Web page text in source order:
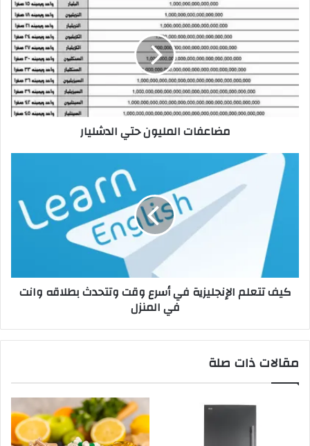
مضاعفات المليون حتي الدشليار
كيف تتعلم الإنجليزية في أسرع وقت وتتحدث بطلاقه وانت
في المنزل
مقالات ذات صلة